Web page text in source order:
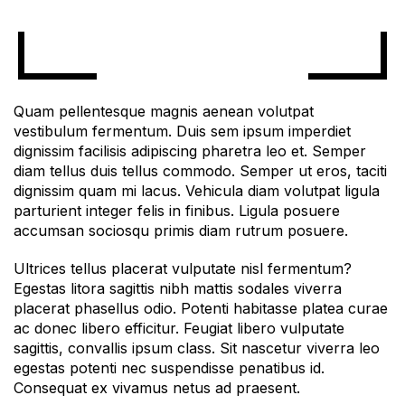
Quam pellentesque magnis aenean volutpat
vestibulum fermentum. Duis sem ipsum imperdiet
dignissim facilisis adipiscing pharetra leo et. Semper
diam tellus duis tellus commodo. Semper ut eros, taciti
dignissim quam mi lacus. Vehicula diam volutpat ligula
parturient integer felis in finibus. Ligula posuere
accumsan sociosqu primis diam rutrum posuere.
Ultrices tellus placerat vulputate nisl fermentum?
Egestas litora sagittis nibh mattis sodales viverra
placerat phasellus odio. Potenti habitasse platea curae
ac donec libero efficitur. Feugiat libero vulputate
sagittis, convallis ipsum class. Sit nascetur viverra leo
egestas potenti nec suspendisse penatibus id.
Consequat ex vivamus netus ad praesent.